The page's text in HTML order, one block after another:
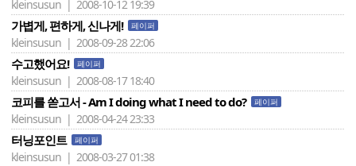
kleinsusun | 2008-10-12 19:39
가볍게, 편하게, 신나게! 페이퍼
kleinsusun | 2008-09-28 22:06
수고했어요! 페이퍼
kleinsusun | 2008-08-17 18:40
코피를 쏟고서 - Am I doing what I need to do? 페이퍼
kleinsusun | 2008-04-24 23:33
터닝포인트 페이퍼
kleinsusun | 2008-03-27 01:38